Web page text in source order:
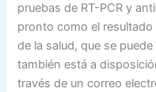
pruebas de RT-PCR y
pronto como el
de la salud, que se
también está a
través de un correo